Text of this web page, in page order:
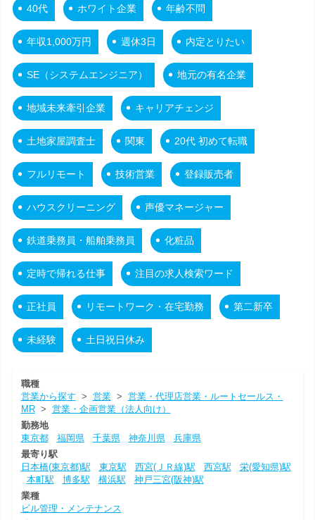
40代 ホワイト企業 年齢不問
年収1,000万円 週休3日 内定とりたい
SE（システムエンジニア） 地元の有名企業
地域未来牽引企業 キャリアチェンジ
土地家屋調査士 関東 20代 初めて転職
フルリモート 技術営業 登録販売者
ハウスクリーニング 声優マネージャー
鉄道乗務員・船舶乗務員 化粧品
定時で帰れる仕事 注目の求人検索ワード
正社員 リモートワーク・在宅勤務 第二新卒
未経験 土日祝日休み
職種
営業から探す > 営業> 営業・代理店営業・ルートセールス・
MR> 営業・企画営業（法人向け）
勤務地
東京都
福岡県 千葉県 神奈川県
兵庫県
最寄り駅
日本橋(東京都)駅
東京駅 西宮(ＪＲ線)駅 西宮駅
栄(愛知県)駅
本町駅
博多駅 横浜駅
神戸三宮(阪神)駅
業種
ビル管理・メンテナンス